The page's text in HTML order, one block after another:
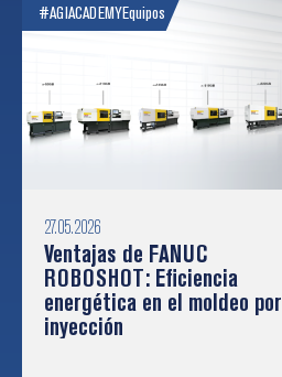
#AGIACADEMYEquipos
27.05.2026
Ventajas de FANUC
ROBOSHOT: Eficiencia
energética en el moldeo por
inyección